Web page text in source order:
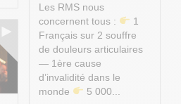
Les RMS nous
concernent tous :
1
Français sur 2 souffre
de douleurs articulaires
— 1ère cause
d’invalidité dans le
monde
5 000...